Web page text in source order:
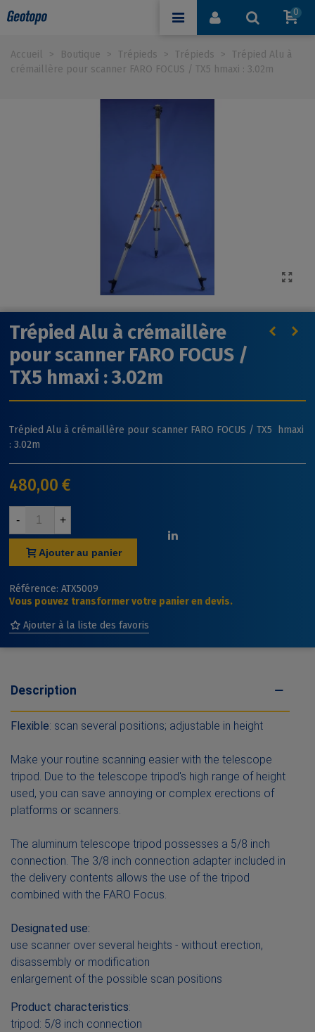
0
Accueil > Boutique > Trépieds > Trépieds >
Trépied Alu à
crémaillère pour scanner FARO FOCUS / TX5 hmaxi : 3.02m
Trépied Alu à crémaillère
pour scanner FARO FOCUS /
TX5 hmaxi : 3.02m
Trépied Alu à crémaillère pour scanner FARO FOCUS / TX5 hmaxi
: 3.02m
480,00 €
- +
Ajouter au panier
Référence: ATX5009
Vous pouvez transformer votre panier en devis.
Ajouter à la liste des favoris
Description
Flexible: scan several positions; adjustable in height
Make your routine scanning easier with the telescope
tripod. Due to the telescope tripod's high range of height
used, you can save annoying or complex erections of
platforms or scanners.
The aluminum telescope tripod possesses a 5/8 inch
connection. The 3/8 inch connection adapter included in
the delivery contents allows the use of the tripod
combined with the FARO Focus.
Designated use:
use scanner over several heights - without erection,
disassembly or modification
enlargement of the possible scan positions
Product characteristics:
tripod: 5/8 inch connection